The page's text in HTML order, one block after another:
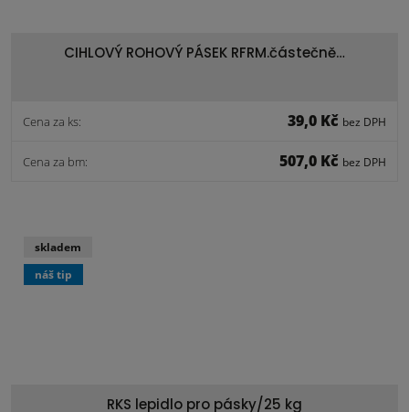
CIHLOVÝ ROHOVÝ PÁSEK RFRM.částečně…
Cena za ks: 39,0 Kč bez DPH
Cena za bm: 507,0 Kč bez DPH
RKS lepidlo pro pásky/25 kg
skladem
náš tip